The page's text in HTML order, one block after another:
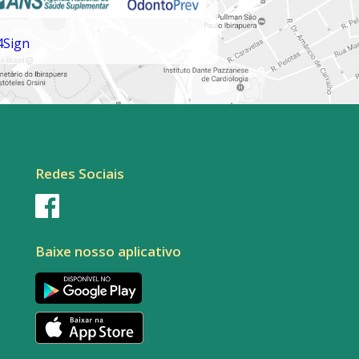
Redes Sociais
Baixe nosso aplicativo